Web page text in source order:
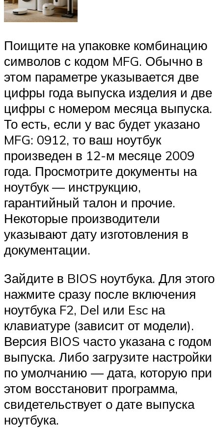
Поищите на упаковке комбинацию
символов с кодом MFG. Обычно в
этом параметре указывается две
цифры года выпуска изделия и две
цифры с номером месяца выпуска.
То есть, если у вас будет указано
MFG: 0912, то ваш ноутбук
произведен в 12-м месяце 2009
года. Просмотрите документы на
ноутбук — инструкцию,
гарантийный талон и прочие.
Некоторые производители
указывают дату изготовления в
документации.
Зайдите в BIOS ноутбука. Для этого
нажмите сразу после включения
ноутбука F2, Del или Esc на
клавиатуре (зависит от модели).
Версия BIOS часто указана с годом
выпуска. Либо загрузите настройки
по умолчанию — дата, которую при
этом восстановит программа,
свидетельствует о дате выпуска
ноутбука.